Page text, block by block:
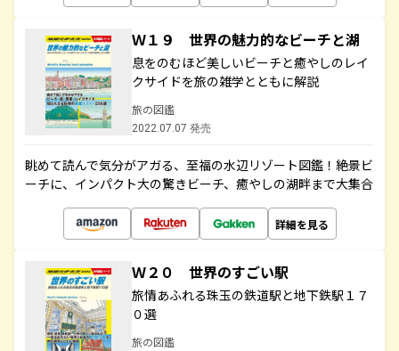
Ｗ１９ 世界の魅力的なビーチと湖
息をのむほど美しいビーチと癒やしのレイ
クサイドを旅の雑学とともに解説
旅の図鑑
2022.07.07 発売
眺めて読んで気分がアガる、至福の水辺リゾート図鑑！絶景ビ
ーチに、インパクト大の驚きビーチ、癒やしの湖畔まで大集合
詳細を見る
Ｗ２０ 世界のすごい駅
旅情あふれる珠玉の鉄道駅と地下鉄駅１７
０選
旅の図鑑